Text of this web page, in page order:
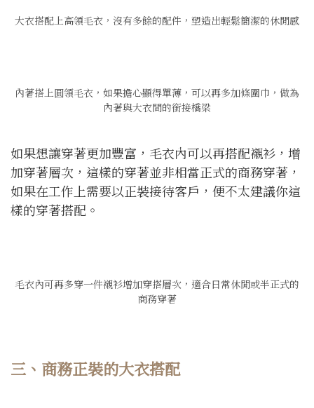
大衣搭配上高領毛衣，沒有多餘的配件，塑造出輕鬆簡潔的休閒感
內著搭上圓領毛衣，如果擔心顯得單薄，可以再多加條圍巾，做為
內著與大衣間的銜接橋梁
如果想讓穿著更加豐富，毛衣內可以再搭配襯衫，增
加穿著層次，這樣的穿著並非相當正式的商務穿著，
如果在工作上需要以正裝接待客戶，便不太建議你這
樣的穿著搭配。
毛衣內可再多穿一件襯衫增加穿搭層次，適合日常休閒或半正式的
商務穿著
三、商務正裝的大衣搭配